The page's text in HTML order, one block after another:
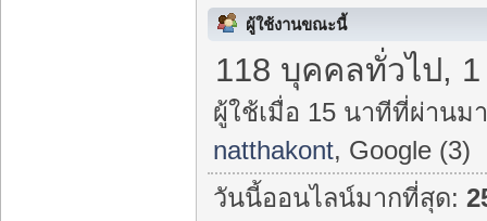
ผู้ใช้งานขณะนี้
118 บุคคลทั่วไป,
ผู้ใช้เมื่อ 15 นาทีที่ผ่านม
natthakont, Google (3)
วันนี้ออนไลน์มากที่สุด: